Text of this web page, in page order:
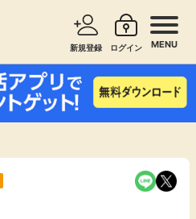
新規登録 ログイン MENU
ショッピングで探す